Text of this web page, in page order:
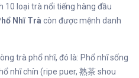
10 loại trà nổi tiếng hàng đầu
Nhĩ Trà còn được mệnh danh
trà phổ nhĩ, đó là: Phổ nhĩ sống
nhĩ chín (ripe puer, 熟茶 shou